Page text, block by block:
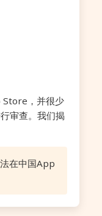
Store，并很少
审查。我们揭
在中国App